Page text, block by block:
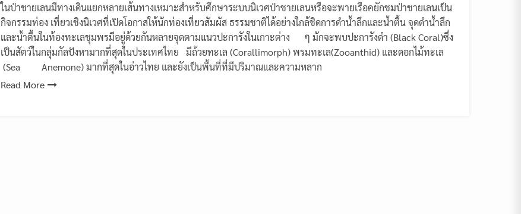
ในป่าชายเลนมีทางเดินแยกหลายเส้นทางเหมาะสำหรับศึกษาระบบนิเวศป่าชายเลนหรือจะพายเรือคยักชมป่าชายเลนเป็น
กิจกรรมท่อง เที่ยวเชิงนิเวศที่เปิดโอกาสให้นักท่องเที่ยวสัมผัส ธรรมชาติได้อย่างใกล้ชิดการดำน้ำลึกและน้ำตื้น จุดดำน้ำลึก
และน้ำตื้นในท้องทะเลชุมพรมีอยู่ด้วยกันหลายจุดตามแนวปะการังในเกาะต่าง ๆ มักจะพบปะการังดำ (Black Coral)ซึ่ง
เป็นสัตว์ในกลุ่มกัลปังหามากที่สุดในประเทศไทย มีถ้วยทะเล (Corallimorph) พรมทะเล(Zooanthid) และดอกไม้ทะเล
(Sea Anemone) มากที่สุดในอ่าวไทย และยังเป็นพื้นที่ที่มีปริมาณและความหลาก
Read More